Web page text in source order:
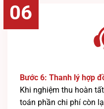
Bước 6: Thanh lý hợp
Khi nghiệm thu hoàn
toán phần chi phí còn
06